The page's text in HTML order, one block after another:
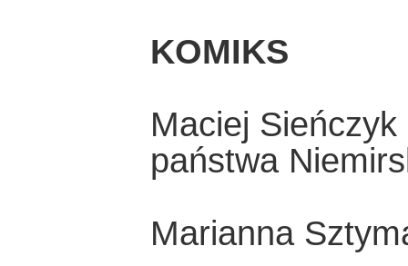
KOMIKS
Maciej
państwa
Marianna